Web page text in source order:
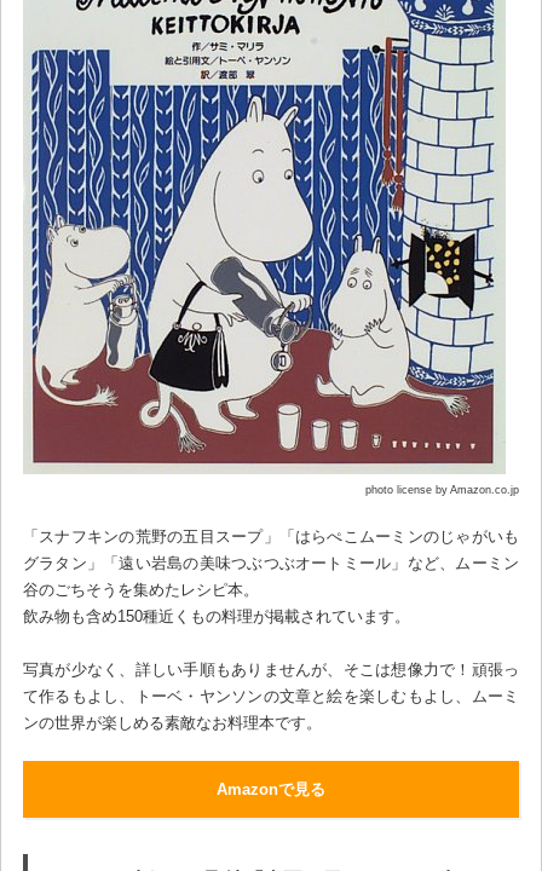
photo license by Amazon.co.jp
「スナフキンの荒野の五目スープ」「はらぺこムーミンのじゃがいも
グラタン」「遠い岩島の美味つぶつぶオートミール」など、ムーミン
谷のごちそうを集めたレシピ本。
飲み物も含め150種近くもの料理が掲載されています。
写真が少なく、詳しい手順もありませんが、そこは想像力で！頑張っ
て作るもよし、トーベ・ヤンソンの文章と絵を楽しむもよし、ムーミ
ンの世界が楽しめる素敵なお料理本です。
Amazonで見る